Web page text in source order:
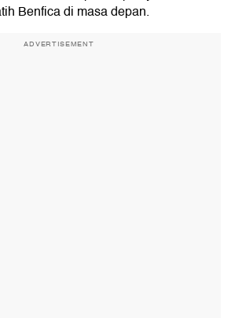
Benfica di masa depan.
ADVERTISEMENT